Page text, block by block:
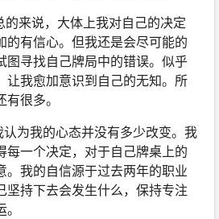
的来说，大体上我对自己的决定
的有信心。但我还是会尽可能的
图寻找自己牌局中的错误。似乎
让我愈加意识到自己的无知。所
很多。
认为我的心态并没有多少改变。我
每一个决定，对于自己牌桌上的
。我的自信源于过去两年的职业
坚持下去会发生什么，保持专注